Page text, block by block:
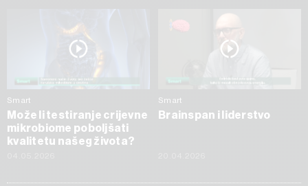
Smart
Može li testiranje crijevne
mikrobiome poboljšati
kvalitetu našeg života?
Smart
Brainspan i liderstvo